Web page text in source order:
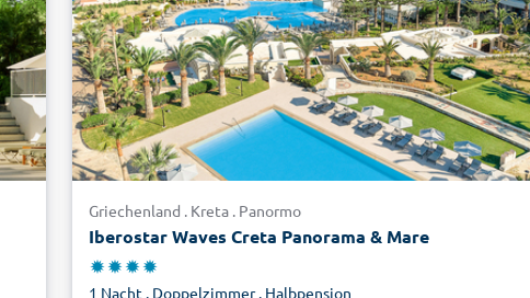
Griechenland . Kreta . Panormo
Iberostar Waves Creta Panorama & Mare
1 Nacht . Doppelzimmer . Halbpension